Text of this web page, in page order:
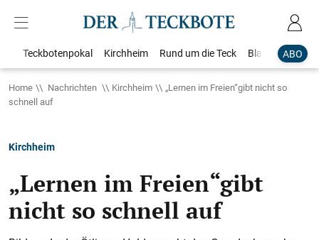
ABO
Teckbotenpokal Kirchheim Rund um die Teck Blaulicht
Home Nachrichten Kirchheim
„Lernen im Freien“gibt nicht so
schnell auf
Kirchheim
„Lernen im Freien“gibt
nicht so schnell auf